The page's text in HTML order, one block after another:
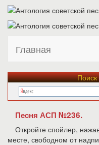
Главная
Поиск
Песня АСП №236.
Откройте спойлер,
месте, свободном от